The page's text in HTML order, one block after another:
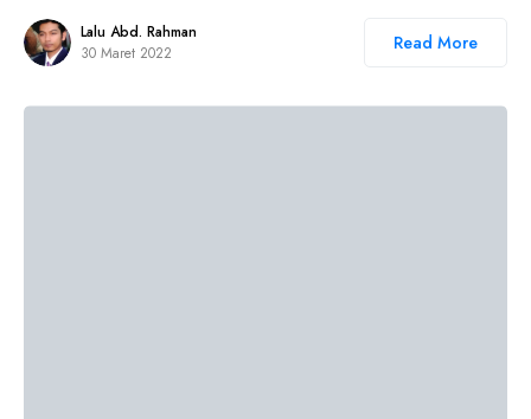
Lalu Abd. Rahman
30 Maret 2022
Read More